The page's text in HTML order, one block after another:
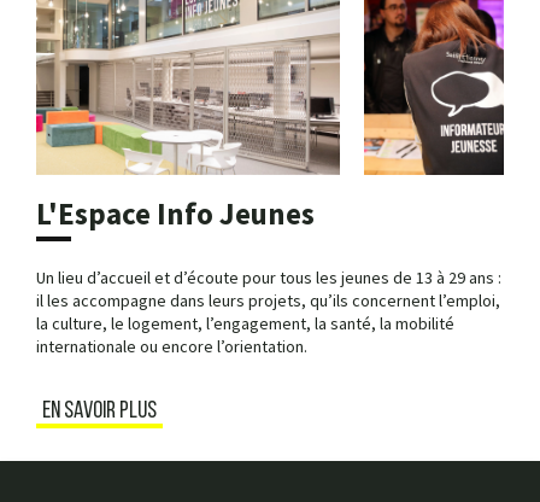
L'Espace Info Jeunes
Un lieu d’accueil et d’écoute pour tous les jeunes de 13 à 29 ans :
il les accompagne dans leurs projets, qu’ils concernent l’emploi,
la culture, le logement, l’engagement, la santé, la mobilité
internationale ou encore l’orientation.
EN SAVOIR PLUS